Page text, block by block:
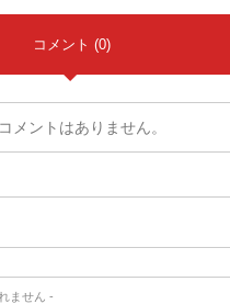
コメント (0)
メントはありません。
ません -